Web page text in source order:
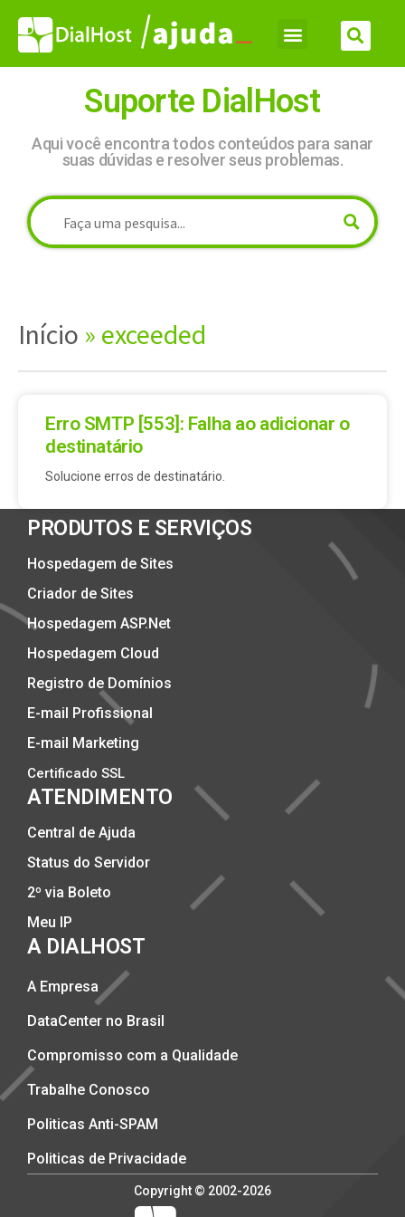
Suporte DialHost
Aqui você encontra todos conteúdos para sanar
suas dúvidas e resolver seus problemas.
Início » exceeded
Erro SMTP [553]: Falha ao adicionar o
destinatário
Solucione erros de destinatário.
PRODUTOS E SERVIÇOS
Hospedagem de Sites
Criador de Sites
Hospedagem ASP.Net
Hospedagem Cloud
Registro de Domínios
E-mail Profissional
E-mail Marketing
Certificado SSL
ATENDIMENTO
Central de Ajuda
Status do Servidor
2º via Boleto
Meu IP
A DIALHOST
A Empresa
DataCenter no Brasil
Compromisso com a Qualidade
Trabalhe Conosco
Politicas Anti-SPAM
Politicas de Privacidade
Copyright © 2002-2026